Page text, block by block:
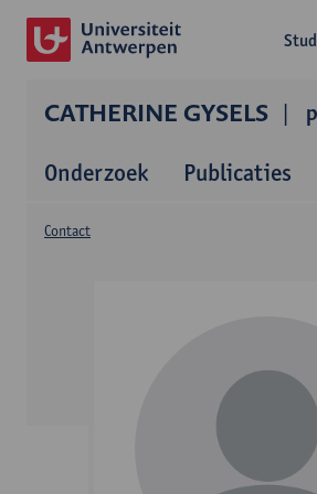
CATHERINE GYSELS
Onderzoek Publicaties
Contact